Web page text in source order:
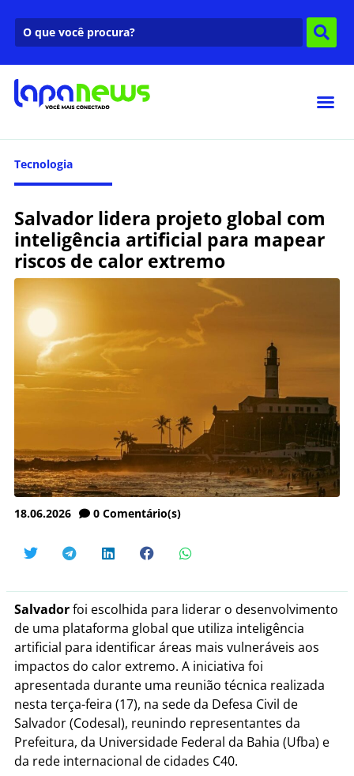
Tecnologia
Salvador lidera projeto global com
inteligência artificial para mapear
riscos de calor extremo
18.06.2026 0 Comentário(s)
Salvadorfoi escolhida para liderar o desenvolvimento
de uma plataforma global que utiliza inteligência
artificial para identificar áreas mais vulneráveis aos
impactos do calor extremo. A iniciativa foi
apresentada durante uma reunião técnica realizada
nesta terça-feira (17), na sede da Defesa Civil de
Salvador (Codesal), reunindo representantes da
Prefeitura, da Universidade Federal da Bahia (Ufba) e
da rede internacional de cidades C40.